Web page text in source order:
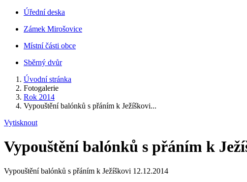
Úřední deska
Zámek Mirošovice
Místní části obce
Sběrný dvůr
Úvodní stránka
Fotogalerie
Rok 2014
Vypouštění balónků s přáním k Ježíškovi...
Vytisknout
Vypouštění balónků s přáním k
Vypouštění balónků s přáním k Ježíškovi 12.12.2014